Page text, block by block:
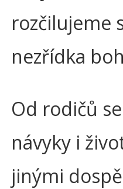
rozčilujeme
nezřídka
Od rodičů
návyky i
jinými